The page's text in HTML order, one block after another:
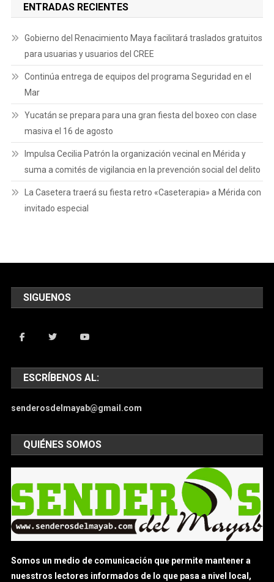
ENTRADAS RECIENTES
Gobierno del Renacimiento Maya facilitará traslados gratuitos
para usuarias y usuarios del CREE
Continúa entrega de equipos del programa Seguridad en el
Mar
Yucatán se prepara para una gran fiesta del boxeo con clase
masiva el 16 de agosto
Impulsa Cecilia Patrón la organización vecinal en Mérida y
suma a comités de vigilancia en la prevención social del delito
La Casetera traerá su fiesta retro «Caseterapia» a Mérida con
invitado especial
SIGUENOS
ESCRÍBENOS AL:
senderosdelmayab@gmail.com
QUIÉNES SOMOS
Somos un medio de comunicación que permite mantener a
nuesstros lectores informados de lo que pasa a nivel local,